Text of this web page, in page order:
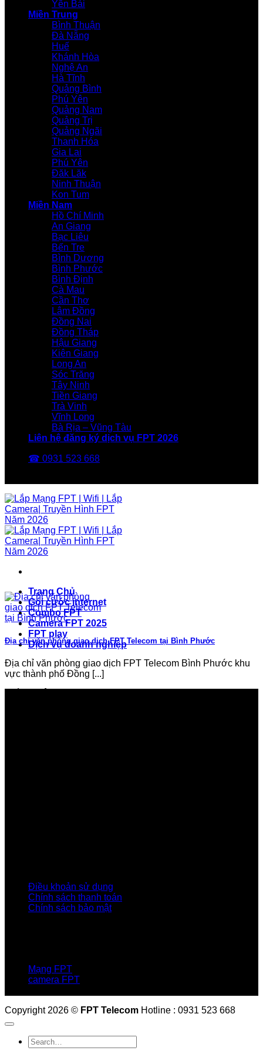
Yên Bái
Miền Trung
Bình Thuận
Đà Nẵng
Huế
Khánh Hòa
Nghệ An
Hà Tĩnh
Quảng Bình
Phú Yên
Quảng Nam
Quảng Trị
Quảng Ngãi
Thanh Hóa
Gia Lai
Phú Yên
Đăk Lăk
Ninh Thuận
Kon Tum
Miền Nam
Hồ Chí Minh
An Giang
Bạc Liêu
Bến Tre
Bình Dương
Bình Phước
Bình Định
Cà Mau
Cần Thơ
Lâm Đồng
Đồng Nai
Đồng Tháp
Hậu Giang
Kiên Giang
Long An
Sóc Trăng
Tây Ninh
Tiền Giang
Trà Vinh
Vĩnh Long
Bà Rịa – Vũng Tàu
Liên hệ đăng ký dịch vụ FPT 2026
☎ 0931 523 668
Trang Chủ
Gói cước internet
Combo FPT
Camera FPT 2025
FPT play
Dịch vụ doanh nghiệp
Địa chỉ văn phòng giao dịch FPT Telecom tại Bình Phước
Địa chỉ văn phòng giao dịch FPT Telecom Bình Phước khu
vực thành phố Đồng [...]
Điều khoản sử dụng
Chính sách thanh toán
Chính sách bảo mật
Mạng FPT
camera FPT
Copyright 2026 © FPT Telecom Hotline : 0931 523 668